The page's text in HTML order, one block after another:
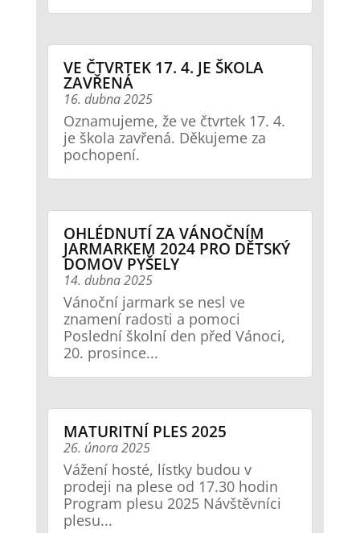
VE ČTVRTEK 17. 4. JE ŠKOLA
ZAVŘENÁ
16. dubna 2025
Oznamujeme, že ve čtvrtek 17. 4.
je škola zavřená. Děkujeme za
pochopení.
OHLÉDNUTÍ ZA VÁNOČNÍM
JARMARKEM 2024 PRO DĚTSKÝ
DOMOV PYŠELY
14. dubna 2025
Vánoční jarmark se nesl ve
znamení radosti a pomoci
Poslední školní den před Vánoci,
20. prosince...
MATURITNÍ PLES 2025
26. února 2025
Vážení hosté, lístky budou v
prodeji na plese od 17.30 hodin
Program plesu 2025 Návštěvníci
plesu...